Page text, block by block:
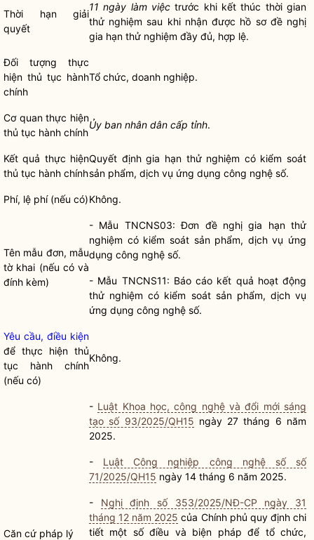
Thời hạn giải
quyết
11 ngày làm việctrước khi kết thúc thời gian
thử nghiệm sau khi nhận được hồ sơđề nghị
gia hạn thử nghiệm đầy đủ, hợp lệ.
Đối tượng thực
hiện thủ tục hành
chính
Tổ chức, doanh nghiệp.
Cơ quan thực hiện
thủ tục hành chính
Ủy ban nhân dân cấp tỉnh.
Kết quả thực hiện
thủ tục hành chính
Quyết địnhgia hạnthử nghiệm có kiểm soát
sản phẩm, dịch vụ ứng dụng công nghệ số.
Phí, lệ phí (nếu có)Không.
Tên mẫu đơn, mẫu
tờ khai (nếu có và
đính kèm)
- Mẫu TNCNS03: Đơn đề nghịgia hạnthử
nghiệm có kiểm soát sản phẩm, dịch vụ ứng
dụng công nghệ số.
- Mẫu TNCNS11: Báo cáo kết quả hoạt động
thử nghiệm có kiểm soát sản phẩm, dịch vụ
ứng dụng công nghệ số.
Yêu cầu, điều kiện
để thực hiện thủ
tục hành chính
(nếu có)
Không.
Căn cứ pháp lý
- Luật Khoa học, công nghệ và đổi mới sáng
tạo số 93/2025/QH15 ngày 27 tháng 6 năm
2025.
- Luật Công nghiệp công nghệ số số
71/2025/QH15 ngày 14 tháng 6 năm 2025.
- Nghị định số 353/2025/NĐ-CP ngày 31
tháng 12 năm 2025 của Chính phủ quy định chi
tiết một số điều và biện pháp để tổ chức,